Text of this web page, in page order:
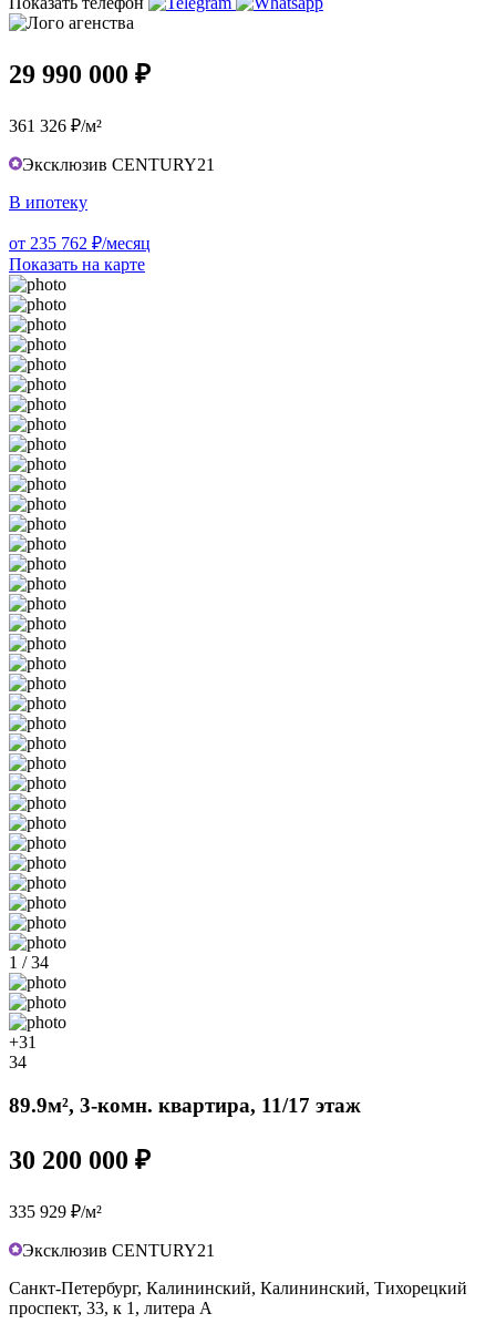
29 990 000 ₽
361 326 ₽/м²
Эксклюзив CENTURY21
В ипотеку
от 235 762 ₽/месяц
Показать на карте
1 / 34
+31
34
89.9м², 3-комн. квартира, 11/17 этаж
30 200 000 ₽
335 929 ₽/м²
Эксклюзив CENTURY21
Санкт-Петербург, Калининский, Калининский, Тихорецкий
проспект, 33, к 1, литера А